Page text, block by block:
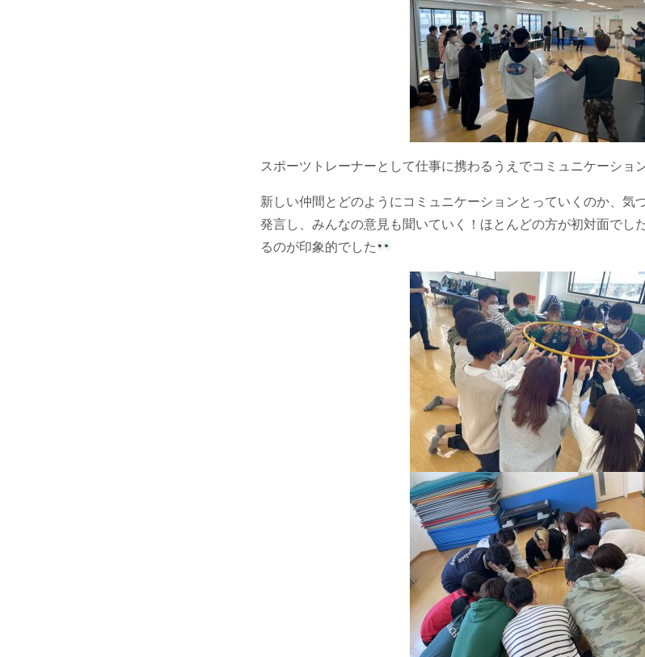
スポーツトレーナーとして仕事に携わるうえでコミュニケーショ
新しい仲間とどのようにコミュニケーションとっていくのか、気
発言し、みんなの意見も聞いていく！ほとんどの方が初対面でし
るのが印象的でした